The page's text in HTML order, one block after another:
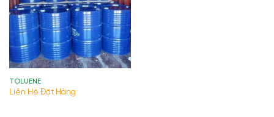
TOLUENE
Liên Hệ Đặt Hàng